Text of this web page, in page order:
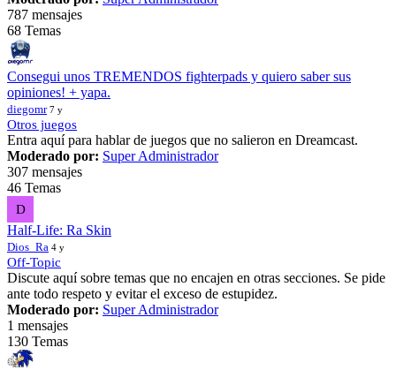
787 mensajes
68 Temas
Consegui unos TREMENDOS fighterpads y quiero saber sus
opiniones! + yapa.
diegomr 7 y
Otros juegos
Entra aquí para hablar de juegos que no salieron en Dreamcast.
Moderado por: Super Administrador
307 mensajes
46 Temas
D
Half-Life: Ra Skin
Dios_Ra 4 y
Off-Topic
Discute aquí sobre temas que no encajen en otras secciones. Se pide
ante todo respeto y evitar el exceso de estupidez.
Moderado por: Super Administrador
1 mensajes
130 Temas